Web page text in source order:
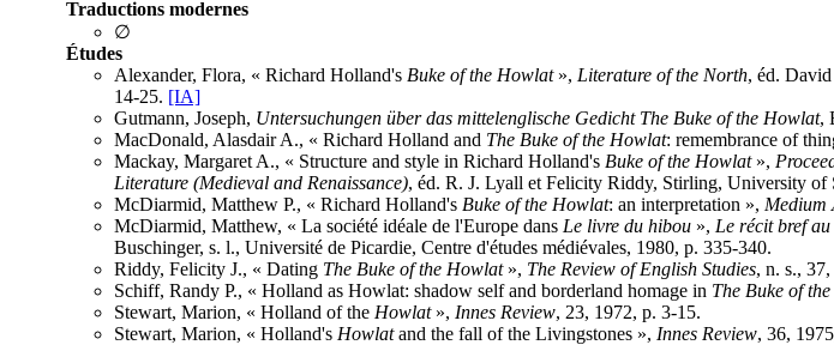
Traductions modernes
∅
Études
Alexander, Flora, « Richard Holland's Buke of the Howlat», Literature of the North, éd.
14-25. [IA]
Gutmann, Joseph, Untersuchungen über das mittelenglische Gedicht The Buke of the Howlat,
MacDonald, Alasdair A., « Richard Holland and The Buke of the Howlat: remembrance of
Mackay, Margaret A., « Structure and style in Richard Holland's Buke of the Howlat»,
Literature (Medieval and Renaissance), éd. R. J. Lyall et Felicity Riddy, Stirling, University of
McDiarmid, Matthew P., « Richard Holland's Buke of the Howlat: an interpretation »,
McDiarmid, Matthew, « La société idéale de l'Europe dans Le livre du hibou », Le récit bref
Buschinger, s. l., Université de Picardie, Centre d'études médiévales, 1980, p. 335-340.
Riddy, Felicity J., « Dating The Buke of the Howlat», The Review of English Studies, n. s.,
Schiff, Randy P., « Holland as Howlat: shadow self and borderland homage in The Buke of
Stewart, Marion, « Holland of the Howlat», Innes Review, 23, 1972, p. 3-15.
Stewart, Marion, « Holland's Howlatand the fall of the Livingstones », Innes Review, 36,